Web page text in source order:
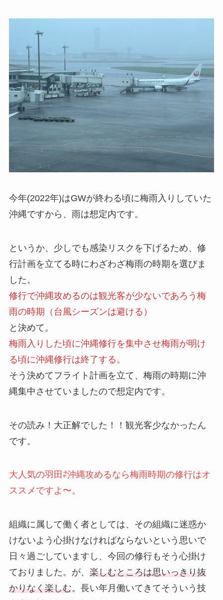
今年(2022年)はGWが終わる頃に梅雨入りしていた
沖縄ですから、雨は想定内です。
というか、少しでも感染リスクを下げるため、修
行計画を立てる時にわざわざ梅雨の時期を選びま
した。
修行で沖縄攻めるのは観光客が少ないであろう梅
雨の時期（台風シーズンは避ける）
と決めて。
梅雨入りした頃に沖縄修行を集中させ梅雨が明け
る頃に沖縄修行は終了する。
そう決めてフライト計画を立て、梅雨の時期に沖
縄集中させていましたので想定内です。
その読み！大正解でした！！観光客少なかったん
です。
大人気の羽田⇄沖縄攻めるなら梅雨時期の修行はオ
ススメですよ〜。
組織に属して働く者としては、その組織に迷惑か
けないよう心掛けなければならないという思いで
日々過ごしていますし、今回の修行もそう心掛け
ておりました。が、 楽しむところは思いっきり抜
かりなく楽しむ。長い年月働いてきてそういう技